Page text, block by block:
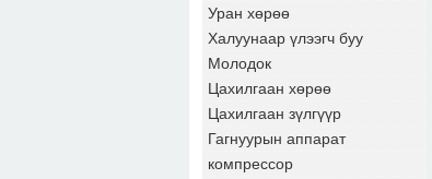
Уран хөрөө
Халуунаар үлээгч буу
Молодок
Цахилгаан хөрөө
Цахилгаан зүлгүүр
Гагнуурын аппарат
компрессор